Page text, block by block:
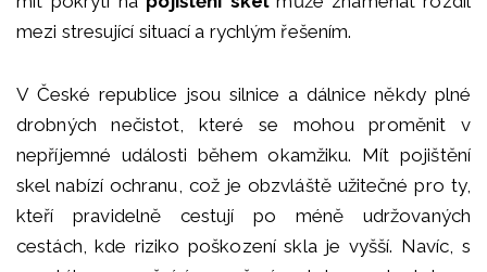
mezi stresující situací a rychlým řešením.
V České republice jsou silnice a dálnice někdy plné
drobných nečistot, které se mohou proměnit v
nepříjemné události během okamžiku. Mít pojištění
skel nabízí ochranu, což je obzvláště užitečné pro ty,
kteří pravidelně cestují po méně udržovaných
cestách, kde riziko poškození skla je vyšší. Navíc, s